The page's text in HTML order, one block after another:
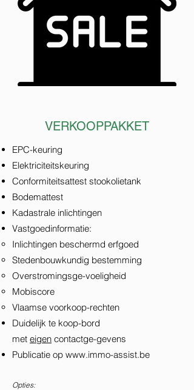
VERKOOPPAKKET
EPC-keuring
Elektriciteitskeuring
Conformiteitsattest stookolietank
Bodemattest
Kadastrale inlichtingen
Vastgoedinformatie:
Inlichtingen beschermd erfgoed
Stedenbouwkundig bestemming
Overstromingsge-voeligheid
Mobiscore
Vlaamse voorkoop-rechten
Duidelijk te koop-bord
met eigen contactge-gevens
Publicatie op www.immo-assist.be
Opties: